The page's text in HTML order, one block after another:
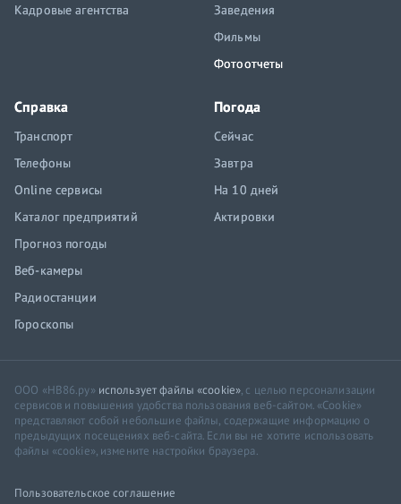
Кадровые агентства
Заведения
Фильмы
Фотоотчеты
Справка
Транспорт
Телефоны
Online сервисы
Каталог предприятий
Прогноз погоды
Веб-камеры
Радиостанции
Гороскопы
Погода
Сейчас
Завтра
На 10 дней
Актировки
ООО «НВ86.ру» использует файлы «cookie», с целью персонализации
сервисов и повышения удобства пользования веб-сайтом. «Cookie»
представляют собой небольшие файлы, содержащие информацию о
предыдущих посещениях веб-сайта. Если вы не хотите использовать
файлы «cookie», измените настройки браузера.
Пользовательское соглашение